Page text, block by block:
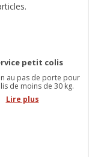
petit colis
au pas de porte pour
de moins de 30 kg.
Lire plus